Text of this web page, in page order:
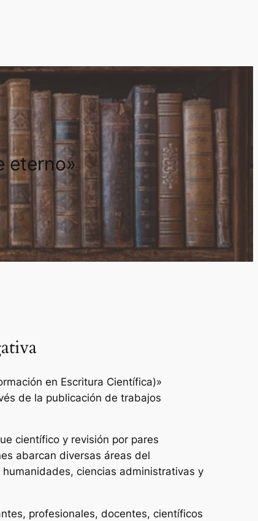
eterno»
en Escritura Científica)»
de la publicación de trabajos
científico y revisión por pares
abarcan diversas áreas del
ciencias administrativas y
profesionales, docentes, científicos